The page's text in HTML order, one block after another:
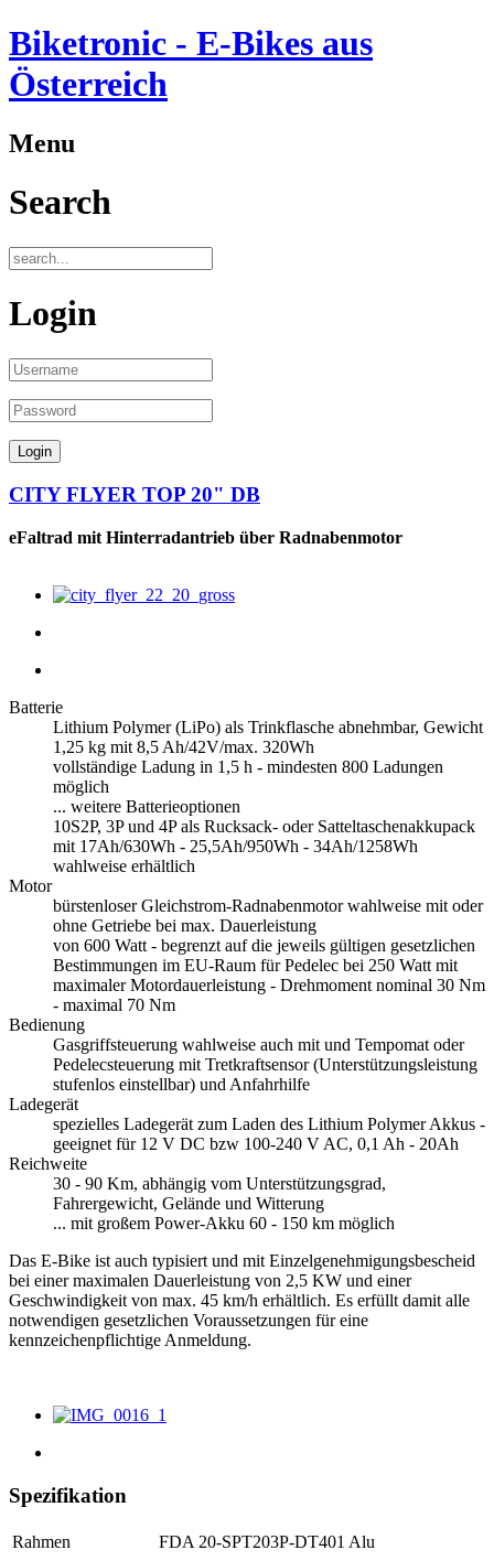
Biketronic - E-Bikes aus
Österreich
Menu
Search
Login
CITY FLYER TOP 20" DB
eFaltrad mit Hinterradantrieb über Radnabenmotor
Batterie
Lithium Polymer (LiPo) als Trinkflasche abnehmbar, Gewicht
1,25 kg mit 8,5 Ah/42V/max. 320Wh
vollständige Ladung in 1,5 h - mindesten 800 Ladungen
möglich
... weitere Batterieoptionen
10S2P, 3P und 4P als Rucksack- oder Satteltaschenakkupack
mit 17Ah/630Wh - 25,5Ah/950Wh - 34Ah/1258Wh
wahlweise erhältlich
Motor
bürstenloser Gleichstrom-Radnabenmotor wahlweise mit oder
ohne Getriebe bei max. Dauerleistung
von 600 Watt - begrenzt auf die jeweils gültigen gesetzlichen
Bestimmungen im EU-Raum für Pedelec bei 250 Watt mit
maximaler Motordauerleistung - Drehmoment nominal 30 Nm
- maximal 70 Nm
Bedienung
Gasgriffsteuerung wahlweise auch mit und Tempomat oder
Pedelecsteuerung mit Tretkraftsensor (Unterstützungsleistung
stufenlos einstellbar) und Anfahrhilfe
Ladegerät
spezielles Ladegerät zum Laden des Lithium Polymer Akkus -
geeignet für 12 V DC bzw 100-240 V AC, 0,1 Ah - 20Ah
Reichweite
30 - 90 Km, abhängig vom Unterstützungsgrad,
Fahrergewicht, Gelände und Witterung
... mit großem Power-Akku 60 - 150 km möglich
Das E-Bike ist auch typisiert und mit Einzelgenehmigungsbescheid
bei einer maximalen Dauerleistung von 2,5 KW und einer
Geschwindigkeit von max. 45 km/h erhältlich. Es erfüllt damit alle
notwendigen gesetzlichen Voraussetzungen für eine
kennzeichenpflichtige Anmeldung.
Spezifikation
Rahmen
FDA 20-SPT203P-DT401 Alu